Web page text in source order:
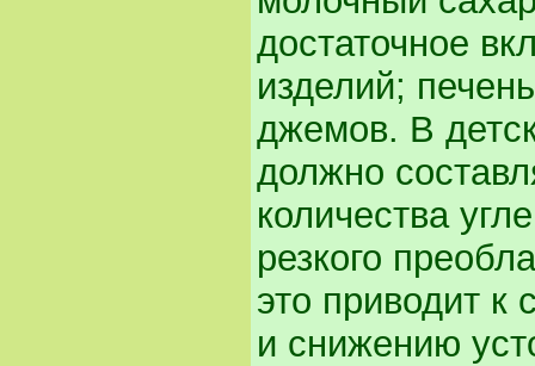
достаточное
изделий;
джемов. В
должно
количества
резкого
это приводит
и снижению